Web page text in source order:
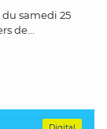
du samedi 25
de...